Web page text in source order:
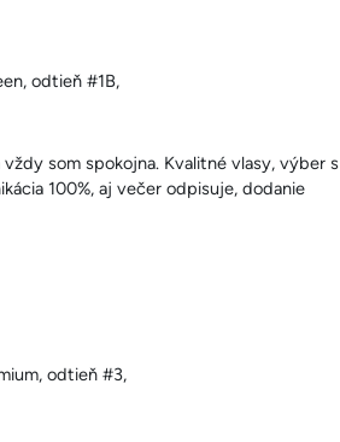
odtieň #1B,
som spokojna. Kvalitné vlasy, výber s
100%, aj večer odpisuje, dodanie
odtieň #3,